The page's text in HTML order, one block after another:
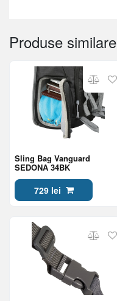
Produse similare
Sling Bag Vanguard
SEDONA 34BK
729 lei